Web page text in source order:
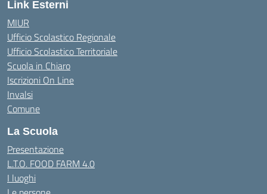
Link Esterni
MIUR
Ufficio Scolastico Regionale
Ufficio Scolastico Territoriale
Scuola in Chiaro
Iscrizioni On Line
Invalsi
Comune
La Scuola
Presentazione
L.T.O. FOOD FARM 4.0
I luoghi